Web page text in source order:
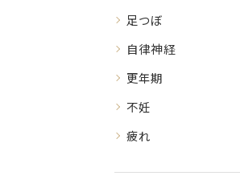
足つぼ
自律神経
更年期
不妊
疲れ